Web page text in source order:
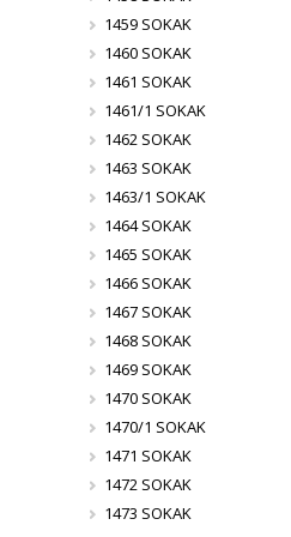
1459 SOKAK
1460 SOKAK
1461 SOKAK
1461/1 SOKAK
1462 SOKAK
1463 SOKAK
1463/1 SOKAK
1464 SOKAK
1465 SOKAK
1466 SOKAK
1467 SOKAK
1468 SOKAK
1469 SOKAK
1470 SOKAK
1470/1 SOKAK
1471 SOKAK
1472 SOKAK
1473 SOKAK